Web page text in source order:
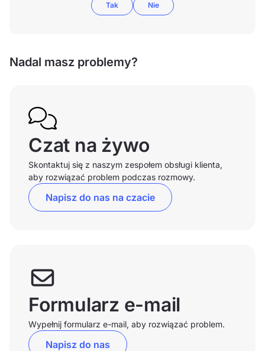
Tak Nie
Nadal masz problemy?
Czat na żywo
Skontaktuj się z naszym zespołem obsługi klienta,
aby rozwiązać problem podczas rozmowy.
Napisz do nas na czacie
Formularz e-mail
Wypełnij formularz e-mail, aby rozwiązać problem.
Napisz do nas